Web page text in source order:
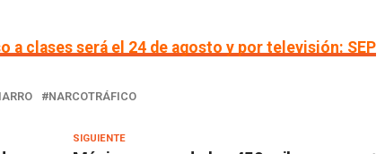
a clases será el 24 de agosto y por televisión: SEP
NARCOTRÁFICO
SIGUIENTE